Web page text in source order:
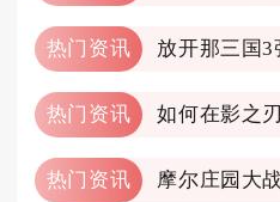
热门资讯
热门资讯 如何在影之
热门资讯